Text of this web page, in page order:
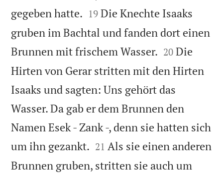
gegeben hatte. 

19 Die Knechte Isaaks
gruben im Bachtal und fanden dort einen
Brunnen mit frischem Wasser. 

20 Die
Hirten von Gerar stritten mit den Hirten
Isaaks und sagten: Uns gehört das
Wasser. Da gab er dem Brunnen den
Namen Esek - Zank -, denn sie hatten sich
um ihn gezankt. 

21 Als sie einen anderen
Brunnen gruben, stritten sie auch um